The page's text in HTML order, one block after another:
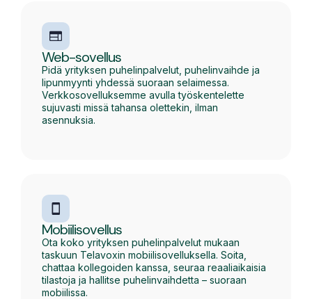
Web-sovellus
Pidä yrityksen puhelinpalvelut, puhelinvaihde ja
lipunmyynti yhdessä suoraan selaimessa.
Verkkosovelluksemme avulla työskentelette
sujuvasti missä tahansa olettekin, ilman
asennuksia.
Mobiilisovellus
Ota koko yrityksen puhelinpalvelut mukaan
taskuun Telavoxin mobiilisovelluksella. Soita,
chattaa kollegoiden kanssa, seuraa reaaliaikaisia
tilastoja ja hallitse puhelinvaihdetta – suoraan
mobiilissa.